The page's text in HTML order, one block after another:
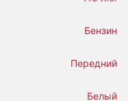
Бензин
Передний
Белый